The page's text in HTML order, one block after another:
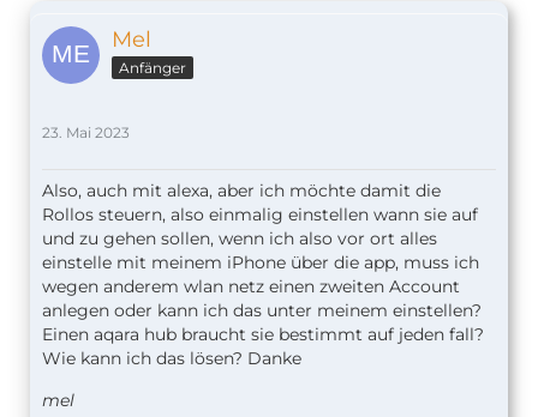
Mel
Anfänger
23. Mai 2023
Also, auch mit alexa, aber ich möchte damit die
Rollos steuern, also einmalig einstellen wann sie auf
und zu gehen sollen, wenn ich also vor ort alles
einstelle mit meinem iPhone über die app, muss ich
wegen anderem wlan netz einen zweiten Account
anlegen oder kann ich das unter meinem einstellen?
Einen aqara hub braucht sie bestimmt auf jeden fall?
Wie kann ich das lösen? Danke
mel